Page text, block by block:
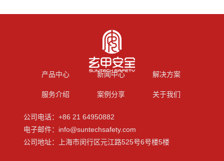
产品中心 新闻中心 解决方案
服务介绍 案例分享 关于我们
公司电话：+86 21 64950882
电子邮件：info@suntechsafety.com
公司地址：上海市闵行区元江路525号6号楼5楼